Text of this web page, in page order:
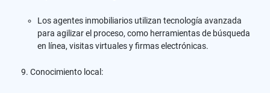
Los agentes inmobiliarios utilizan tecnología avanzada
para agilizar el proceso, como herramientas de búsqueda
en línea, visitas virtuales y firmas electrónicas.
Conocimiento local: